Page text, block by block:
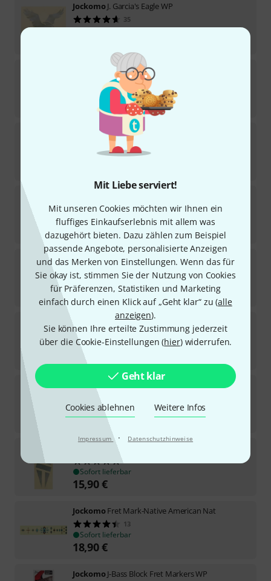
Mit Liebe serviert!
Mit unseren Cookies möchten wir Ihnen ein
fluffiges Einkaufserlebnis mit allem was
dazugehört bieten. Dazu zählen zum Beispiel
passende Angebote, personalisierte Anzeigen
und das Merken von Einstellungen. Wenn das für
Sie okay ist, stimmen Sie der Nutzung von Cookies
für Präferenzen, Statistiken und Marketing
einfach durch einen Klick auf „Geht klar“ zu (alle
anzeigen).
Sie können Ihre erteilte Zustimmung jederzeit
über die Cookie-Einstellungen (hier) widerrufen.
Geht klar
Cookies ablehnen Weitere Infos
Impressum · Datenschutzhinweise
JockomoJ. Garcia's Eagle WP
35
Sofort lieferbar
Unicorn Headstock Sticker
18
Sofort lieferbar
€
JockomoRose & Skull Sticker WP
33
Sofort lieferbar
33
Sofort lieferbar
11,90 €
JockomoLittle Mermaid Inlay Sticker
15
Sofort lieferbar
8,90 €
Fret Mark Tree of Life
3
Sofort lieferbar
14,90
Sofort lieferbar
13,90€
Diamond Hatch White Pearl
Sofort lieferbar
15,90€
JockomoFret Mark-Native American Nat
13
Sofort lieferbar
18,90€
JockomoJ-Bass Block Fret Markers WP